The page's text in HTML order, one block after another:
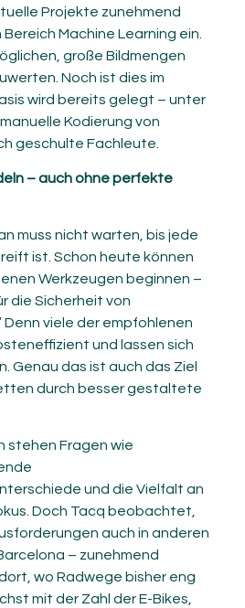
Projekte zunehmend
Machine Learning ein.
große Bildmengen
Noch ist dies im
wird bereits gelegt – unter
Kodierung von
geschulte Fachleute.
– auch ohne perfekte
muss nicht warten, bis jede
ist. Schon heute können
Werkzeugen beginnen –
die Sicherheit von
Denn viele der empfohlenen
und lassen sich
Genau das ist auch das Ziel
durch besser gestaltete
stehen Fragen wie
und die Vielfalt an
Doch Tacq beobachtet,
auch in anderen
– zunehmend
wo Radwege bisher eng
mit der Zahl der E-Bikes,